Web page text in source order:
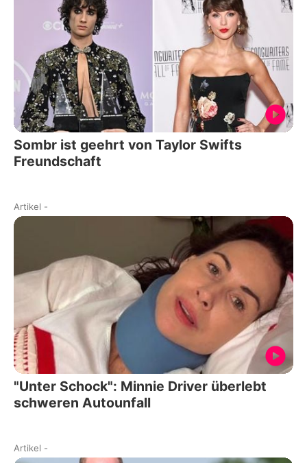
Sombr ist geehrt von Taylor Swifts
Freundschaft
Artikel -
"Unter Schock": Minnie Driver überlebt
schweren Autounfall
Artikel -